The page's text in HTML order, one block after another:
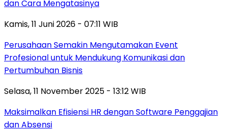
dan Cara Mengatasinya
Kamis, 11 Juni 2026 - 07:11 WIB
Perusahaan Semakin Mengutamakan Event
Profesional untuk Mendukung Komunikasi dan
Pertumbuhan Bisnis
Selasa, 11 November 2025 - 13:12 WIB
Maksimalkan Efisiensi HR dengan Software Penggajian
dan Absensi